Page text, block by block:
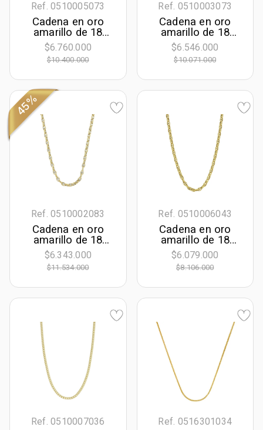
Ref. 0510005073
Cadena en oro
amarillo de 18
Kilates, Espiga, 50
cm. de largo, 3
mm. de ancho
$6.760.000
$10.400.000
Ref. 0510003073
Cadena en oro
amarillo de 18
Kilates, Ancla, 50
cm. de largo, 3.50
mm. de ancho
$6.546.000
$10.071.000
45%
Ref. 0510002083
Cadena en oro
amarillo de 18
Kilates, Ancla, 50
cm. de largo, 3.50
mm. de ancho
$6.343.000
$11.534.000
Ref. 0510006043
Cadena en oro
amarillo de 18
Kilates, Ancla, 50
cm. de largo, 2.50
mm. de ancho
$6.079.000
$8.106.000
Ref. 0510007036 Ref. 0516301034